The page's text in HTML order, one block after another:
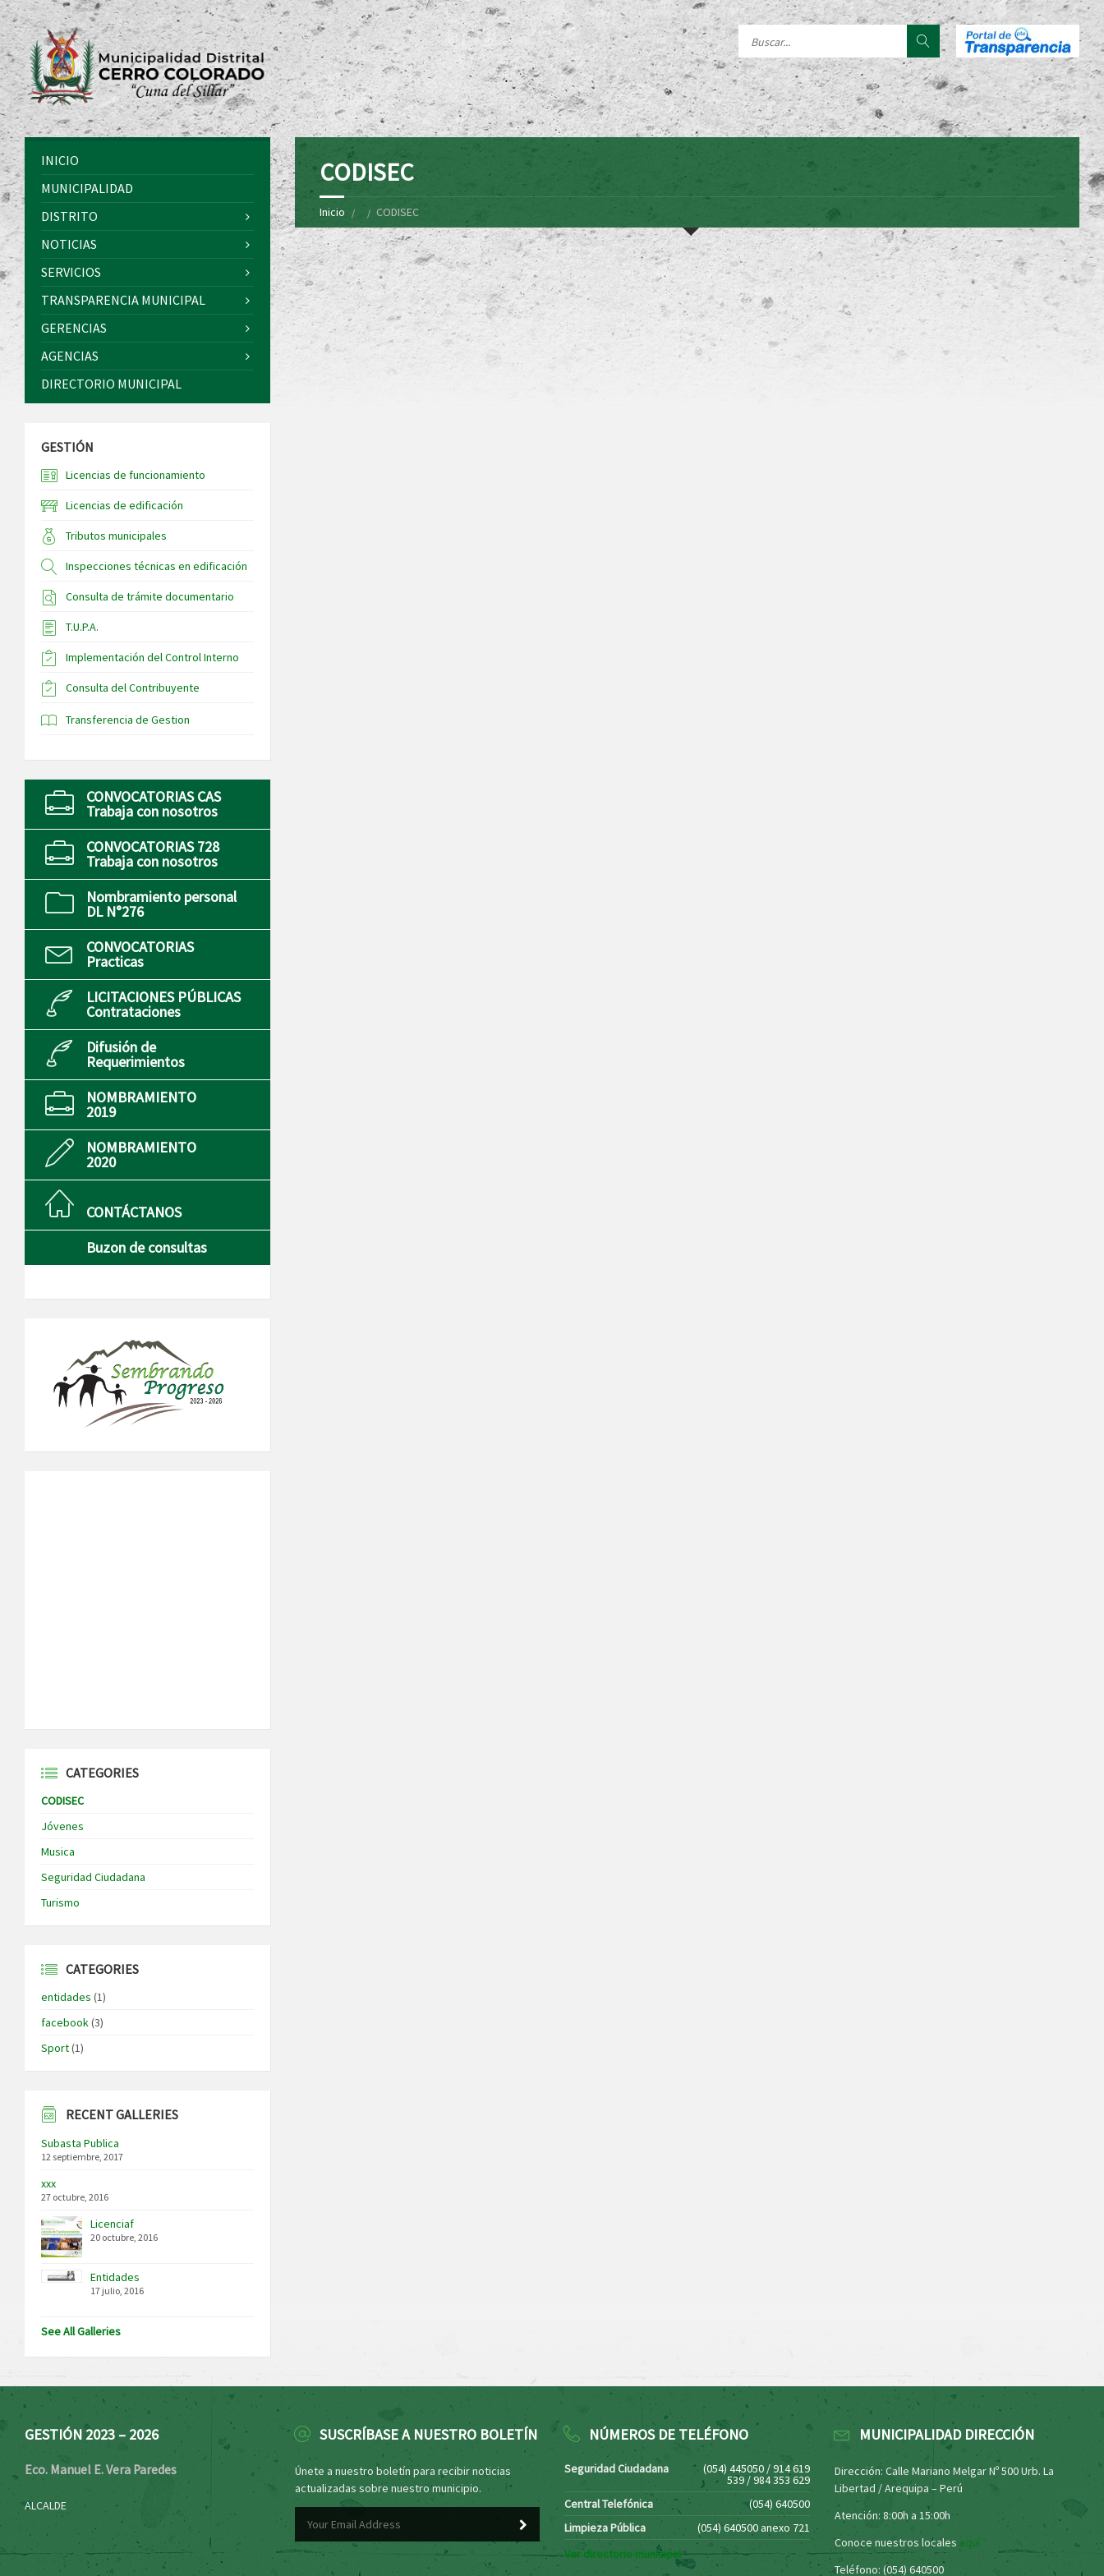
CODISEC
Inicio CODISEC
INICIO
MUNICIPALIDAD
DISTRITO
NOTICIAS
SERVICIOS
TRANSPARENCIA MUNICIPAL
GERENCIAS
AGENCIAS
DIRECTORIO MUNICIPAL
GESTIÓN
Licencias de funcionamiento
Licencias de edificación
Tributos municipales
Inspecciones técnicas en edificación
Consulta de trámite documentario
T.U.P.A.
Implementación del Control Interno
Consulta del Contribuyente
Transferencia de Gestion
CONVOCATORIAS CAS
Trabaja con nosotros
CONVOCATORIAS 728
Trabaja con nosotros
Nombramiento personal
DL N°276
CONVOCATORIAS
Practicas
LICITACIONES PÚBLICAS
Contrataciones
Difusión de
Requerimientos
NOMBRAMIENTO
2019
NOMBRAMIENTO
2020
CONTÁCTANOS
Buzon de consultas
CATEGORIES
CODISEC
Jóvenes
Musica
Seguridad Ciudadana
Turismo
CATEGORIES
entidades (1)
facebook(3)
Sport(1)
RECENT GALLERIES
Subasta Publica
12 septiembre, 2017
xxx
27 octubre, 2016
Licenciaf
20 octubre, 2016
Entidades
17 julio, 2016
See All Galleries
GESTIÓN 2023 – 2026
Eco. Manuel E. Vera Paredes
ALCALDE
SUSCRÍBASE A NUESTRO BOLETÍN
Únete a nuestro boletín para recibir noticias
actualizadas sobre nuestro municipio.
NÚMEROS DE TELÉFONO
Seguridad Ciudadana (054) 445050 / 914 619
539 / 984 353 629
Central Telefónica
(054) 640500
Limpieza Pública
(054) 640500 anexo 721
Ver directorio municipal
MUNICIPALIDAD DIRECCIÓN
Dirección: Calle Mariano Melgar Nº 500 Urb. La
Libertad / Arequipa – Perú
Atención: 8:00h a 15:00h
Conoce nuestros locales aquí
Teléfono: (054) 640500